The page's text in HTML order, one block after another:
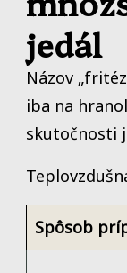
jedál
Názov
iba na
skutočnosti
Spôsob